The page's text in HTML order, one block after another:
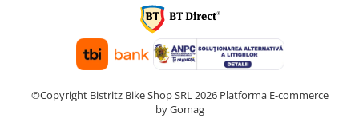
©Copyright Bistritz Bike Shop SRL 2026 Platforma E-commerce
by Gomag